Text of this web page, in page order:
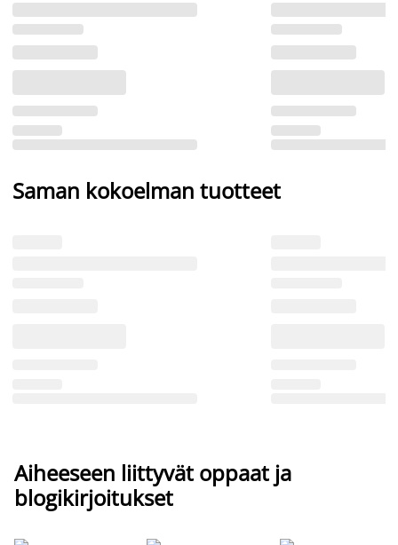
Saman kokoelman tuotteet
Aiheeseen liittyvät oppaat ja
blogikirjoitukset